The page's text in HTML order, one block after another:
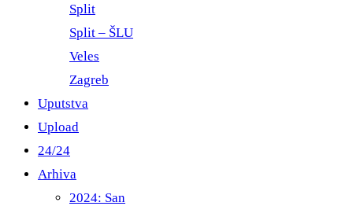
Split
Split – ŠLU
Veles
Zagreb
Uputstva
Upload
24/24
Arhiva
2024: San